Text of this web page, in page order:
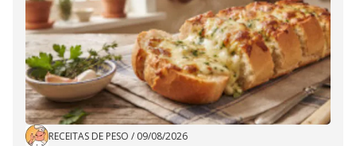
RECEITAS DE PESO / 09/08/2026